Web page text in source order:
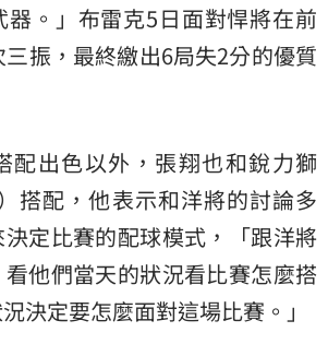
器。」布雷克5日面對悍將在前
振，最終繳出6局失2分的優質
配出色以外，張翔也和銳力獅
）搭配，他表示和洋將的討論多
定比賽的配球模式，「跟洋將
他們當天的狀況看比賽怎麼搭
決定要怎麼面對這場比賽。」